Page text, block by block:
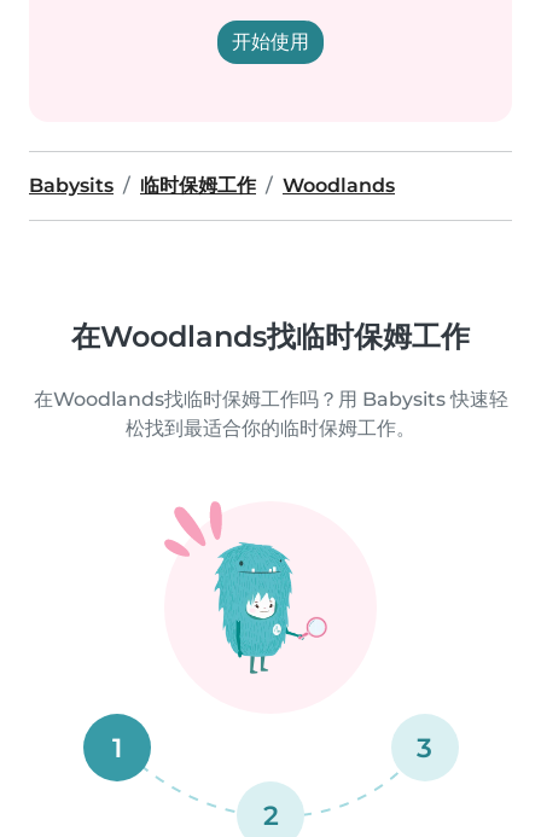
开始使用
Babysits 临时保姆工作 Woodlands
在Woodlands找临时保姆工作
在Woodlands找临时保姆工作吗？用 Babysits 快速轻
松找到最适合你的临时保姆工作。
1
2
3